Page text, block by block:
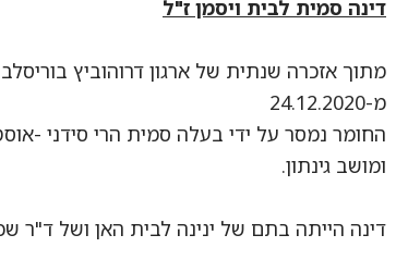
דינה סמית לבית ויסמן ז"ל
מ-24.12.2020
החומר נמסר על ידי בעלה סמית הרי סידני -
ומושב גינתון.
דינה הייתה בתם של ינינה לבית האן ושל ד"ר